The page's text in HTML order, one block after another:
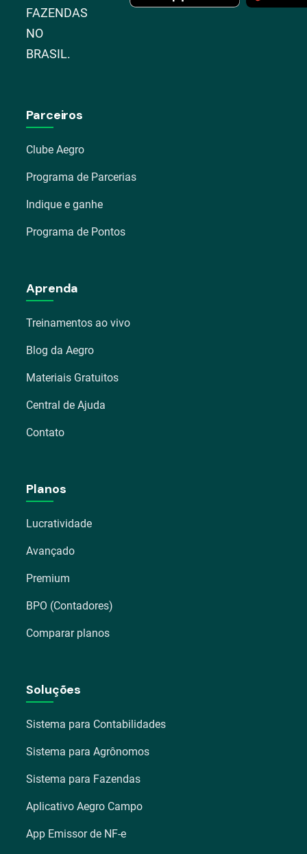
FAZENDAS
NO
BRASIL.
Parceiros
Clube Aegro
Programa de Parcerias
Indique e ganhe
Programa de Pontos
Aprenda
Treinamentos ao vivo
Blog da Aegro
Materiais Gratuitos
Central de Ajuda
Contato
Planos
Lucratividade
Avançado
Premium
BPO (Contadores)
Comparar planos
Soluções
Sistema para Contabilidades
Sistema para Agrônomos
Sistema para Fazendas
Aplicativo Aegro Campo
App Emissor de NF-e